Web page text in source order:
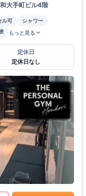
大手町ビル4階
ル可
シャワー
もっと見る
定休日
定休日なし